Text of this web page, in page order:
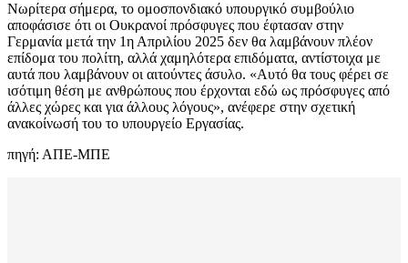
Νωρίτερα σήμερα, το ομοσπονδιακό υπουργικό συμβούλιο
αποφάσισε ότι οι Ουκρανοί πρόσφυγες που έφτασαν στην
Γερμανία μετά την 1η Απριλίου 2025 δεν θα λαμβάνουν πλέον
επίδομα του πολίτη, αλλά χαμηλότερα επιδόματα, αντίστοιχα με
αυτά που λαμβάνουν οι αιτούντες άσυλο. «Αυτό θα τους φέρει σε
ισότιμη θέση με ανθρώπους που έρχονται εδώ ως πρόσφυγες από
άλλες χώρες και για άλλους λόγους», ανέφερε στην σχετική
ανακοίνωσή του το υπουργείο Εργασίας.
πηγή: ΑΠΕ-ΜΠΕ